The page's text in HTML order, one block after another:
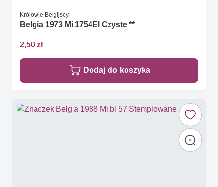
Królowie Belgijscy
Belgia 1973 Mi 1754El Czyste **
2,50 zł
Dodaj do koszyka